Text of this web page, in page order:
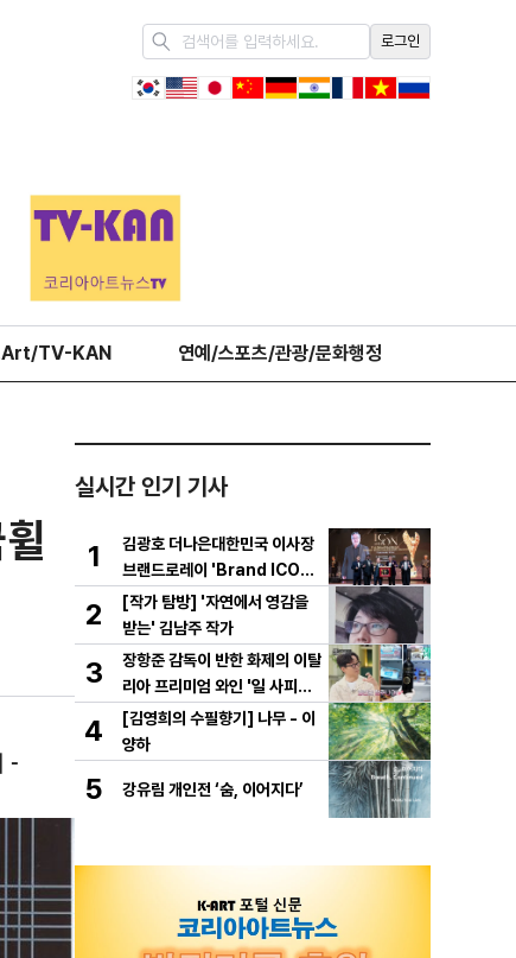
로그인
Art/TV-KAN 연예/스포츠/관광/문화행정
-
실시간 인기 기사
1
김광호 더나은대한민국 이사장
브랜드로레이 'Brand ICON
Leadership Award 2026
– Visionary ICON' 수상
2
[작가 탐방] '자연에서 영감을
받는' 김남주 작가
3
장항준 감독이 반한 화제의 이탈
리아 프리미엄 와인 '일 사피엔
테', '2026 세계태권도 한마
당' 환영만찬 와인 선정!
4
[김영희의 수필향기] 나무 - 이
양하
5 강유림 개인전 ‘숨, 이어지다’